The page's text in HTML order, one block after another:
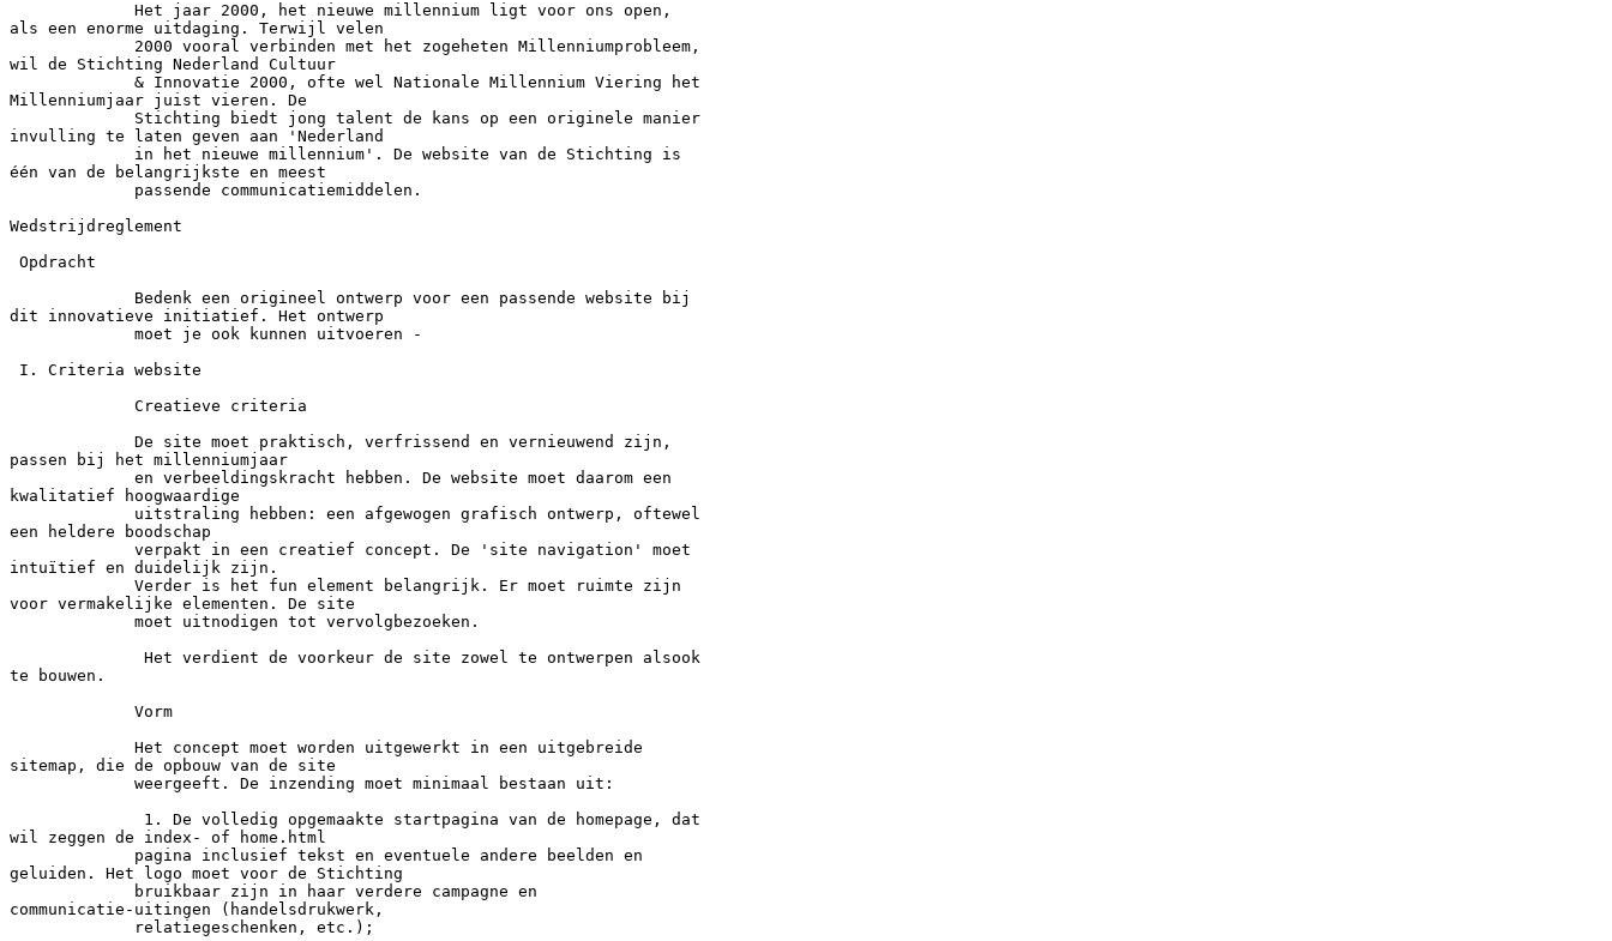
             Het jaar 2000, het nieuwe millennium ligt voor ons open,
als een enorme uitdaging. Terwijl velen
             2000 vooral verbinden met het zogeheten Millenniumprobleem,
wil de Stichting Nederland Cultuur
             & Innovatie 2000, ofte wel Nationale Millennium Viering het
Millenniumjaar juist vieren. De
             Stichting biedt jong talent de kans op een originele manier
invulling te laten geven aan 'Nederland
             in het nieuwe millennium'. De website van de Stichting is
één van de belangrijkste en meest
             passende communicatiemiddelen.
Wedstrijdreglement
Opdracht
             Bedenk een origineel ontwerp voor een passende website bij
dit innovatieve initiatief. Het ontwerp
             moet je ook kunnen uitvoeren -
I. Criteria website
             Creatieve criteria
             De site moet praktisch, verfrissend en vernieuwend zijn,
passen bij het millenniumjaar
             en verbeeldingskracht hebben. De website moet daarom een
kwalitatief hoogwaardige
             uitstraling hebben: een afgewogen grafisch ontwerp, oftewel
een heldere boodschap
             verpakt in een creatief concept. De 'site navigation' moet
intuïtief en duidelijk zijn.
             Verder is het fun element belangrijk. Er moet ruimte zijn
voor vermakelijke elementen. De site
             moet uitnodigen tot vervolgbezoeken.
              Het verdient de voorkeur de site zowel te ontwerpen alsook
te bouwen.
             Vorm
             Het concept moet worden uitgewerkt in een uitgebreide
sitemap, die de opbouw van de site
             weergeeft. De inzending moet minimaal bestaan uit:
              1. De volledig opgemaakte startpagina van de homepage, dat
wil zeggen de index- of home.html
             pagina inclusief tekst en eventuele andere beelden en
geluiden. Het logo moet voor de Stichting
             bruikbaar zijn in haar verdere campagne en
communicatie-uitingen (handelsdrukwerk,
             relatiegeschenken, etc.);